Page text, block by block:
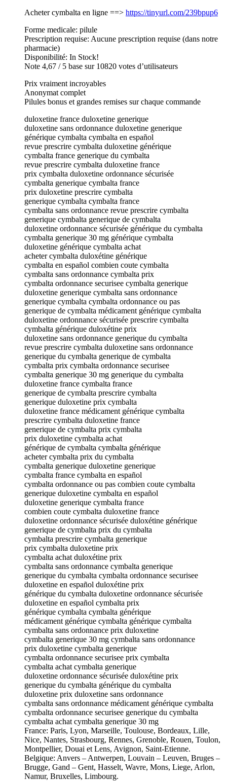
Acheter cymbalta en ligne ==> https://tinyurl.com/239bpup6
Forme medicale: pilule
Prescription requise: Aucune prescription requise (dans notre
pharmacie)
Disponibilité: In Stock!
Note 4,67 / 5 base sur 10820 votes d’utilisateurs
Prix vraiment incroyables
Anonymat complet
Pilules bonus et grandes remises sur chaque commande
duloxetine france duloxetine generique
duloxetine sans ordonnance duloxetine generique
générique cymbalta cymbalta en español
revue prescrire cymbalta duloxetine générique
cymbalta france generique du cymbalta
revue prescrire cymbalta duloxetine france
prix cymbalta duloxetine ordonnance sécurisée
cymbalta generique cymbalta france
prix duloxetine prescrire cymbalta
generique cymbalta cymbalta france
cymbalta sans ordonnance revue prescrire cymbalta
generique cymbalta generique de cymbalta
duloxetine ordonnance sécurisée générique du cymbalta
cymbalta generique 30 mg générique cymbalta
duloxetine générique cymbalta achat
acheter cymbalta duloxétine générique
cymbalta en español combien coute cymbalta
cymbalta sans ordonnance cymbalta prix
cymbalta ordonnance securisee cymbalta generique
duloxetine generique cymbalta sans ordonnance
generique cymbalta cymbalta ordonnance ou pas
generique de cymbalta médicament générique cymbalta
duloxetine ordonnance sécurisée prescrire cymbalta
cymbalta générique duloxétine prix
duloxetine sans ordonnance generique du cymbalta
revue prescrire cymbalta duloxetine sans ordonnance
generique du cymbalta generique de cymbalta
cymbalta prix cymbalta ordonnance securisee
cymbalta generique 30 mg generique du cymbalta
duloxetine france cymbalta france
generique de cymbalta prescrire cymbalta
generique duloxetine prix cymbalta
duloxetine france médicament générique cymbalta
prescrire cymbalta duloxetine france
generique de cymbalta prix cymbalta
prix duloxetine cymbalta achat
générique de cymbalta cymbalta générique
acheter cymbalta prix du cymbalta
cymbalta generique duloxetine generique
cymbalta france cymbalta en español
cymbalta ordonnance ou pas combien coute cymbalta
generique duloxetine cymbalta en español
duloxetine generique cymbalta france
combien coute cymbalta duloxetine france
duloxetine ordonnance sécurisée duloxétine générique
generique de cymbalta prix du cymbalta
cymbalta prescrire cymbalta generique
prix cymbalta duloxetine prix
cymbalta achat duloxétine prix
cymbalta sans ordonnance cymbalta generique
generique du cymbalta cymbalta ordonnance securisee
duloxetine en español duloxétine prix
générique du cymbalta duloxetine ordonnance sécurisée
duloxetine en español cymbalta prix
générique cymbalta cymbalta générique
médicament générique cymbalta générique cymbalta
cymbalta sans ordonnance prix duloxetine
cymbalta generique 30 mg cymbalta sans ordonnance
prix duloxetine cymbalta generique
cymbalta ordonnance securisee prix cymbalta
cymbalta achat cymbalta generique
duloxetine ordonnance sécurisée duloxétine prix
generique du cymbalta générique du cymbalta
duloxetine prix duloxetine sans ordonnance
cymbalta sans ordonnance médicament générique cymbalta
cymbalta ordonnance securisee generique du cymbalta
cymbalta achat cymbalta generique 30 mg
France: Paris, Lyon, Marseille, Toulouse, Bordeaux, Lille,
Nice, Nantes, Strasbourg, Rennes, Grenoble, Rouen, Toulon,
Montpellier, Douai et Lens, Avignon, Saint-Etienne.
Belgique: Anvers – Antwerpen, Louvain – Leuven, Bruges –
Brugge, Gand – Gent, Hasselt, Wavre, Mons, Liege, Arlon,
Namur, Bruxelles, Limbourg.